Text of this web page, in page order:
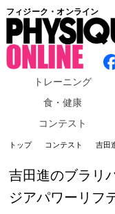
フィジーク・オンライン
トレーニング
食・健康
コンテスト
トップ コンテスト 吉田
吉田進のブラリ
ジアパワーリフ